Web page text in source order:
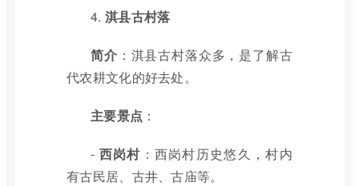
4. 淇县古村落
简介 ：淇县古村落众多，是了解古
代农耕文化的好去处。
主要景点 ：
- 西岗村 ：西岗村历史悠久，村内
有古民居、古井、古庙等。